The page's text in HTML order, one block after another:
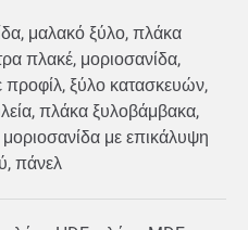
μαλακό ξύλο, πλάκα
πλακέ, μοριοσανίδα,
προφίλ, ξύλο κατασκευών,
πλάκα ξυλοβάμβακα,
μοριοσανίδα με επικάλυψη
πάνελ